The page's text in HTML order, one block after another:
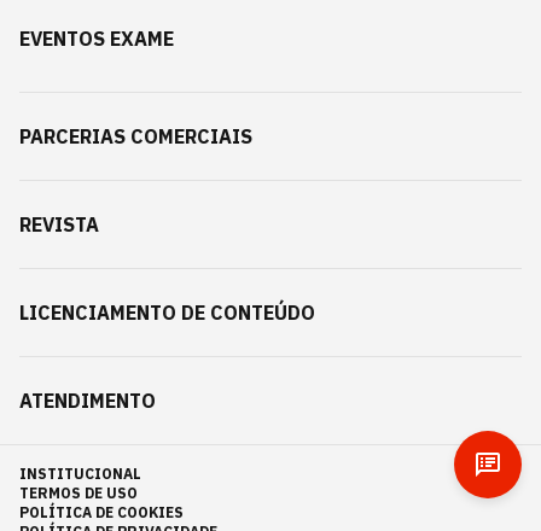
EVENTOS EXAME
PARCERIAS COMERCIAIS
REVISTA
LICENCIAMENTO DE CONTEÚDO
ATENDIMENTO
INSTITUCIONAL
TERMOS DE USO
POLÍTICA DE COOKIES